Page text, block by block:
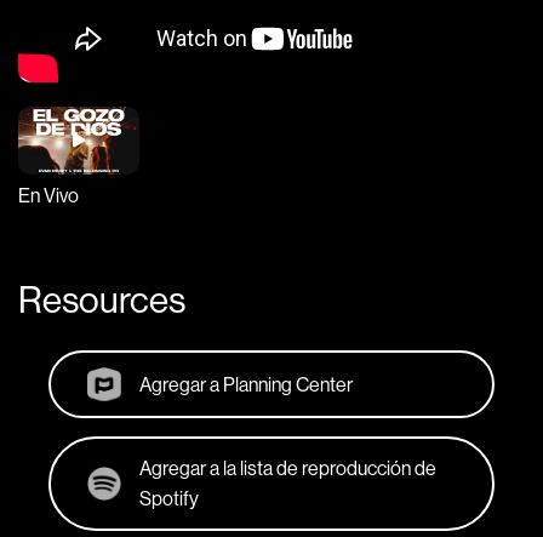
En Vivo
Resources
Agregar a Planning Center
Agregar a la lista de reproducción de
Spotify